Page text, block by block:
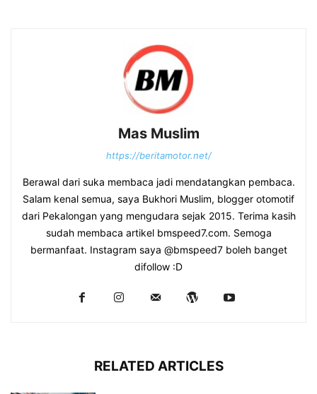
Mas Muslim
https://beritamotor.net/
Berawal dari suka membaca jadi mendatangkan pembaca.
Salam kenal semua, saya Bukhori Muslim, blogger otomotif
dari Pekalongan yang mengudara sejak 2015. Terima kasih
sudah membaca artikel bmspeed7.com. Semoga
bermanfaat. Instagram saya @bmspeed7 boleh banget
difollow :D
RELATED ARTICLES